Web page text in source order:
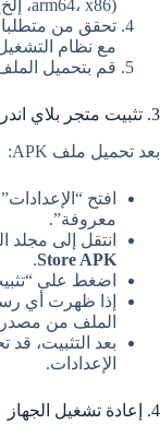
(arm64، x86، إلخ).
تحقق من
مع نظام
قم بتحميل
3. تثبيت متجر بلاي اندرويد على جهازك
بعد تحميل ملف APK:
افتح
معروفة”.
انتقل إلى مجلد
Store APK
.
اضغط على
إذا ظهرت أي
الملف من
بعد التثبيت، قد
الإعدادات.
4. إعادة تشغيل الجهاز